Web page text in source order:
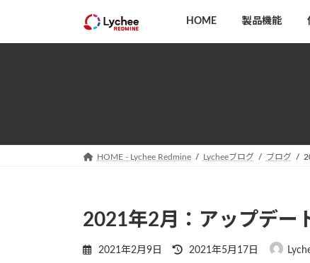
テ
ッ
ゲ
移
HOME 製品機能
HOME - Lychee Redmine Lycheeブログ ブログ
2021年2月：アップデー
2021年2月9日
最
2021年5月17日